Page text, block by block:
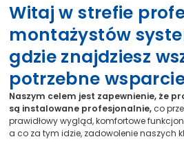
Witaj w strefie
montażystów
gdzie znajdziesz
potrzebne
Naszym celem jest zapewnienie, że
są instalowane profesjonalnie,co
prawidłowy wygląd, komfortowe
a co za tym idzie, zadowolenie naszych